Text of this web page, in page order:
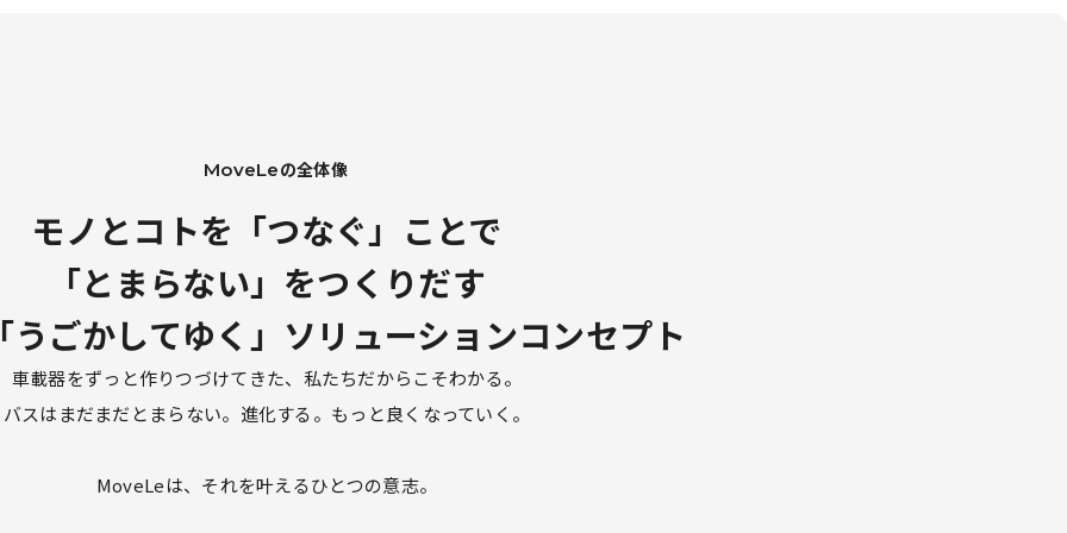
MoveLeの全体像
モノとコトを「つなぐ」ことで
「とまらない」をつくりだす
ごかしてゆく」 ソリューションコンセプト
車載器をずっと作りつづけてきた、私たちだからこそわかる。
バスはまだまだとまらない。進化する。 もっと良くなっていく。
MoveLeは、それを叶えるひとつの意志。